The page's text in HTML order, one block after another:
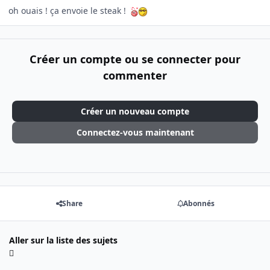
oh ouais ! ça envoie le steak !
Créer un compte ou se connecter pour
commenter
Créer un nouveau compte
Connectez-vous maintenant
Share Abonnés
Aller sur la liste des sujets